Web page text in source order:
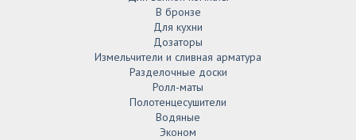
В бронзе
Для кухни
Дозаторы
Измельчители и сливная арматура
Разделочные доски
Ролл-маты
Полотенцесушители
Водяные
Эконом